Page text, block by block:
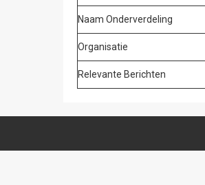
Naam Onderverdeling
Organisatie
Relevante Berichten